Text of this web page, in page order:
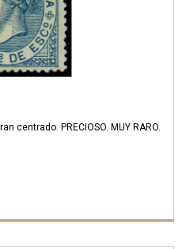
centrado. PRECIOSO. MUY RARO.